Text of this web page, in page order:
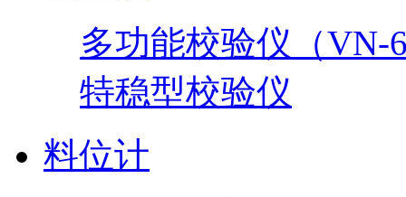
多功能校验仪（VN-
特稳型校验仪
料位计